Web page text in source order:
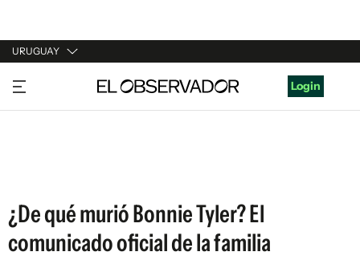
URUGUAY
URUGUAY
ARGENTINA
Login
¿De qué murió Bonnie Tyler? El
comunicado oficial de la familia